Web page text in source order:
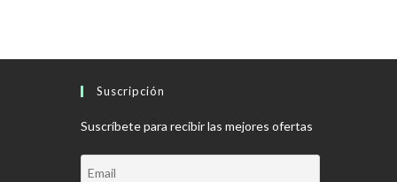
Suscripción
Suscríbete para recibir las mejores ofertas